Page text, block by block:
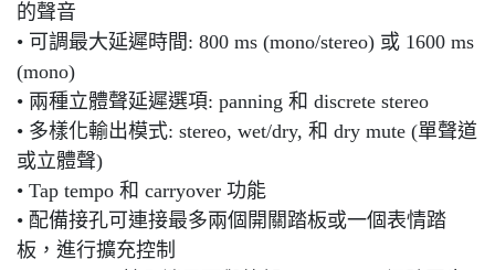
的聲音
• 可調最大延遲時間: 800 ms (mono/stereo) 或 1600 ms
(mono)
• 兩種立體聲延遲選項: panning 和 discrete stereo
• 多樣化輸出模式: stereo, wet/dry, 和 dry mute (單聲道
或立體聲)
• Tap tempo 和 carryover 功能
• 配備接孔可連接最多兩個開關踏板或一個表情踏
板，進行擴充控制